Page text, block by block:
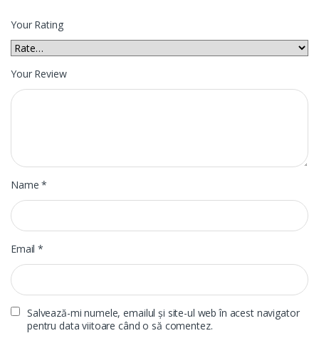
Your Rating
Your Review
Name*
Email*
Salvează-mi numele, emailul și site-ul web în acest navigator
pentru data viitoare când o să comentez.